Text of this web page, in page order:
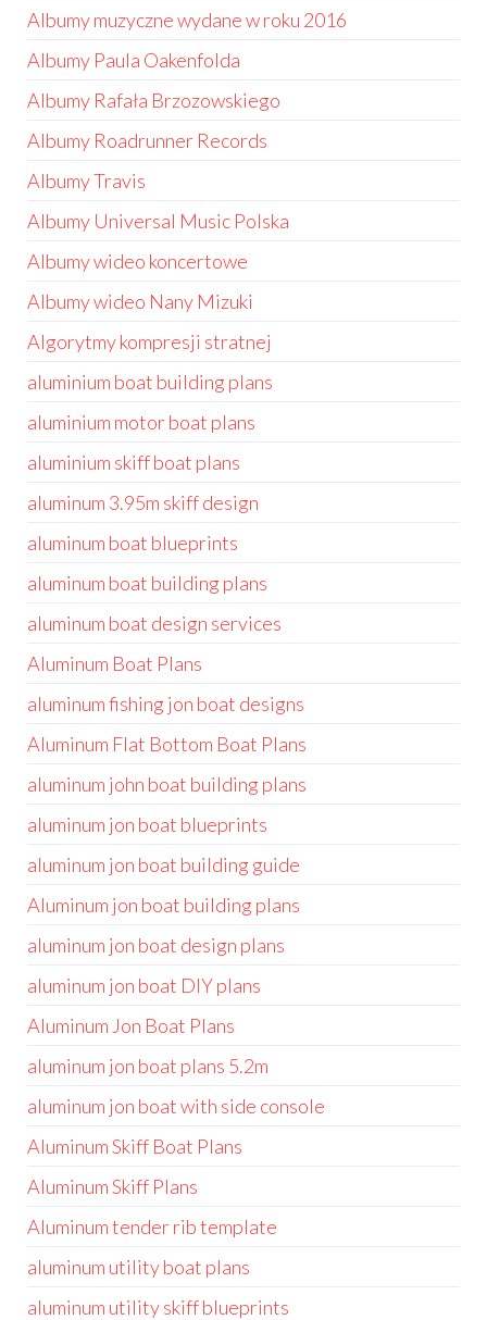
Albumy muzyczne wydane w roku 2016
Albumy Paula Oakenfolda
Albumy Rafała Brzozowskiego
Albumy Roadrunner Records
Albumy Travis
Albumy Universal Music Polska
Albumy wideo koncertowe
Albumy wideo Nany Mizuki
Algorytmy kompresji stratnej
aluminium boat building plans
aluminium motor boat plans
aluminium skiff boat plans
aluminum 3.95m skiff design
aluminum boat blueprints
aluminum boat building plans
aluminum boat design services
Aluminum Boat Plans
aluminum fishing jon boat designs
Aluminum Flat Bottom Boat Plans
aluminum john boat building plans
aluminum jon boat blueprints
aluminum jon boat building guide
Aluminum jon boat building plans
aluminum jon boat design plans
aluminum jon boat DIY plans
Aluminum Jon Boat Plans
aluminum jon boat plans 5.2m
aluminum jon boat with side console
Aluminum Skiff Boat Plans
Aluminum Skiff Plans
Aluminum tender rib template
aluminum utility boat plans
aluminum utility skiff blueprints